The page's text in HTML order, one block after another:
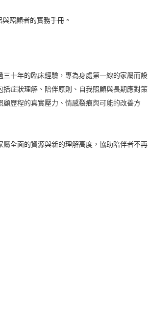
照顧者的實務手冊。
十年的臨床經驗，專為身處第一線的家屬而設
症狀理解、陪伴原則、自我照顧與長期應對策
歷程的真實壓力、情感裂痕與可能的改善方
全面的資源與新的理解高度，協助陪伴者不再